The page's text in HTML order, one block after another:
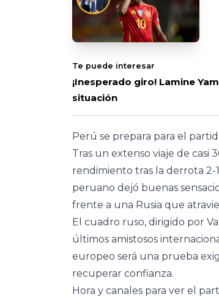
Te puede interesar
¡Inesperado giro! Lamine
situación
Perú se prepara para el
Tras un extenso viaje de casi
rendimiento tras la derrota
peruano dejó buenas
frente a una Rusia que
El cuadro ruso, dirigido por
últimos amistosos
europeo será una prueba
recuperar confianza.
Hora y canales para ver el